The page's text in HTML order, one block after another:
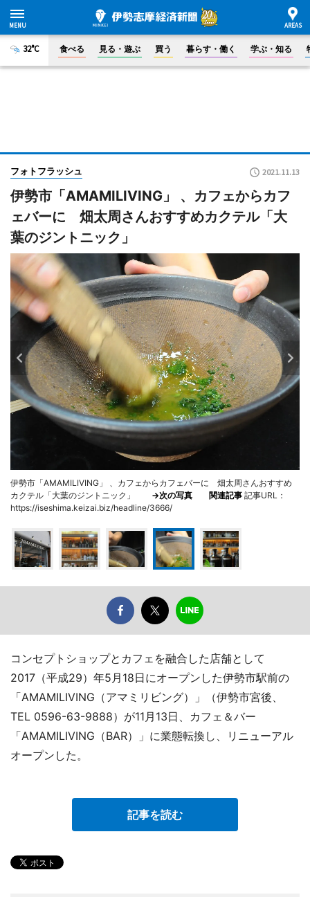
32°C 食べる 見る・遊ぶ 買う 暮らす・働く 学ぶ・知る
フォトフラッシュ 2021.11.13
伊勢市「AMAMILIVING」 、カフェからカフ
ェバーに 畑太周さんおすすめカクテル「大
葉のジントニック」
伊勢市「AMAMILIVING」 、カフェからカフェバーに 畑太周さんおすすめ
カクテル「大葉のジントニック」 →次の写真 関連記事 記事URL：
https://iseshima.keizai.biz/headline/3666/
コンセプトショップとカフェを融合した店舗として
2017（平成29）年5月18日にオープンした伊勢市駅前の
「AMAMILIVING（アマミリビング）」（伊勢市宮後、
TEL 0596-63-9888）が11月13日、カフェ＆バー
「AMAMILIVING（BAR）」に業態転換し、リニューアル
オープンした。
記事を読む